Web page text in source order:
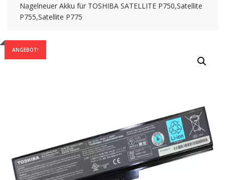
Nagelneuer Akku für TOSHIBA SATELLITE P750,Satellite
P755,Satellite P775
ANGEBOT!